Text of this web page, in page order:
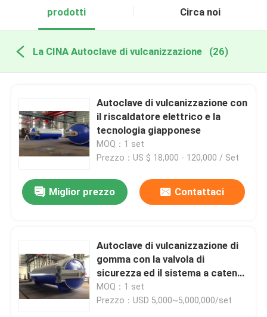
prodotti Circa noi
La CINA Autoclave di vulcanizzazione (26)
Autoclave di vulcanizzazione con
il riscaldatore elettrico e la
tecnologia giapponese
MOQ：1 set
Prezzo：US $ 18,000 - 120,000 / Set
Miglior prezzo Contattaci
Autoclave di vulcanizzazione di
gomma con la valvola di
sicurezza ed il sistema a catena
della serratura
MOQ：1 set
Prezzo：USD 5,000~5,000,000/set